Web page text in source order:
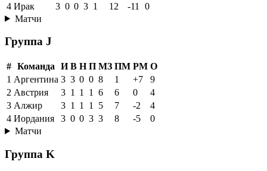
4 Ирак 3 0 0 3 1 12 -11
0
Матчи
Группа J
# Команда И В Н П МЗ ПМ РМ О
1 Аргентина 3 3 0 0 8 1 +7
9
2 Австрия 3 1 1 1 6 6 0
4
3 Алжир 3 1 1 1 5 7 -2
4
4 Иордания 3 0 0 3 3 8 -5
0
Матчи
Группа K